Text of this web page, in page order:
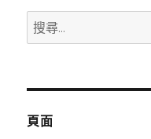
搜
尋
鍵
頁面